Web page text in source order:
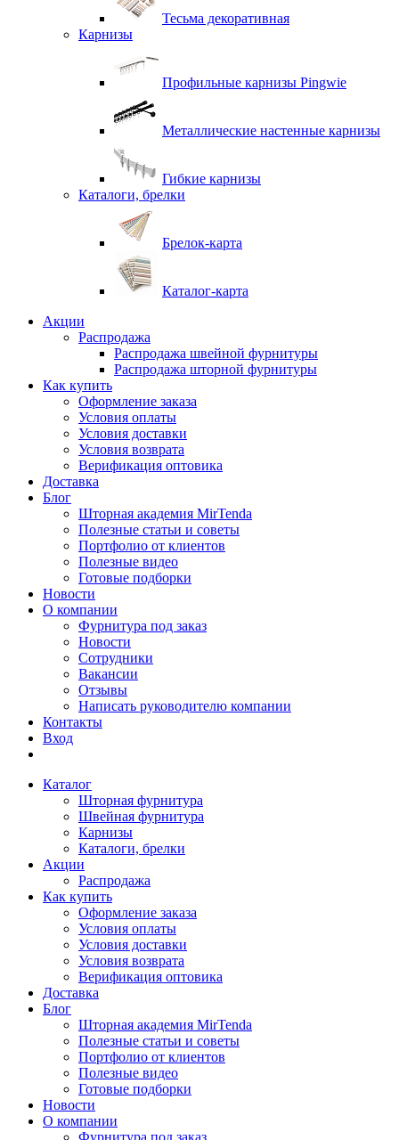
Тесьма декоративная
Карнизы
Профильные карнизы Pingwie
Металлические настенные карнизы
Гибкие карнизы
Каталоги, брелки
Брелок-карта
Каталог-карта
Акции
Распродажа
Распродажа швейной фурнитуры
Распродажа шторной фурнитуры
Как купить
Оформление заказа
Условия оплаты
Условия доставки
Условия возврата
Верификация оптовика
Доставка
Блог
Шторная академия MirTenda
Полезные статьи и советы
Портфолио от клиентов
Полезные видео
Готовые подборки
Новости
О компании
Фурнитура под заказ
Новости
Сотрудники
Вакансии
Отзывы
Написать руководителю компании
Контакты
Вход
Каталог
Шторная фурнитура
Швейная фурнитура
Карнизы
Каталоги, брелки
Акции
Распродажа
Как купить
Оформление заказа
Условия оплаты
Условия доставки
Условия возврата
Верификация оптовика
Доставка
Блог
Шторная академия MirTenda
Полезные статьи и советы
Портфолио от клиентов
Полезные видео
Готовые подборки
Новости
О компании
Фурнитура под заказ